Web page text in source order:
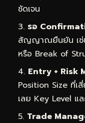
ชัดเจน
รอ
สัญญาณยืนยัน เช่
หรือ Break of
Entry + Risk
Position Size ที่เ
เลย Key Level แ
Trade